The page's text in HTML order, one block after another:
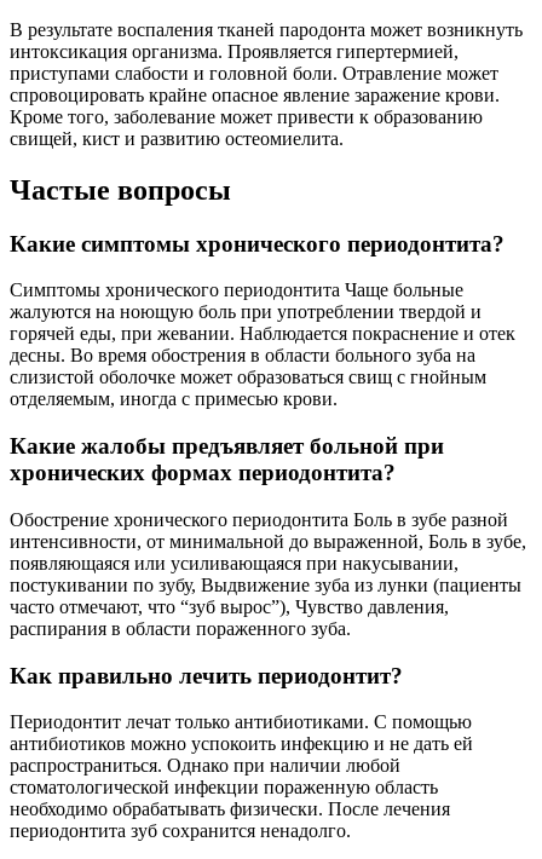
В результате воспаления тканей пародонта может возникнуть
интоксикация организма. Проявляется гипертермией,
приступами слабости и головной боли. Отравление может
спровоцировать крайне опасное явление заражение крови.
Кроме того, заболевание может привести к образованию
свищей, кист и развитию остеомиелита.
Частые вопросы
Какие симптомы хронического периодонтита?
Симптомы хронического периодонтита Чаще больные
жалуются на ноющую боль при употреблении твердой и
горячей еды, при жевании. Наблюдается покраснение и отек
десны. Во время обострения в области больного зуба на
слизистой оболочке может образоваться свищ с гнойным
отделяемым, иногда с примесью крови.
Какие жалобы предъявляет больной при
хронических формах периодонтита?
Обострение хронического периодонтита Боль в зубе разной
интенсивности, от минимальной до выраженной, Боль в зубе,
появляющаяся или усиливающаяся при накусывании,
постукивании по зубу, Выдвижение зуба из лунки (пациенты
часто отмечают, что “зуб вырос”), Чувство давления,
распирания в области пораженного зуба.
Как правильно лечить периодонтит?
Периодонтит лечат только антибиотиками. С помощью
антибиотиков можно успокоить инфекцию и не дать ей
распространиться. Однако при наличии любой
стоматологической инфекции пораженную область
необходимо обрабатывать физически. После лечения
периодонтита зуб сохранится ненадолго.